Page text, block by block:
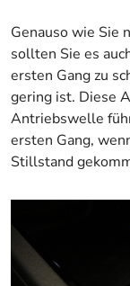
Genauso wie Sie
sollten Sie es
ersten Gang zu
gering ist. Diese
Antriebswelle
ersten Gang,
Stillstand